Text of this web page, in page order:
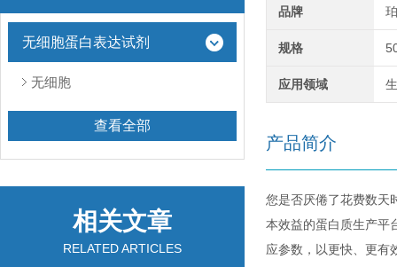
无细胞蛋白表达试剂
无细胞
查看全部
相关文章
RELATED ARTICLES
品牌
规格
应用领域
产品简介
您是否厌倦了花费数天
本效益的蛋白质生产平
应参数，以更快、更有